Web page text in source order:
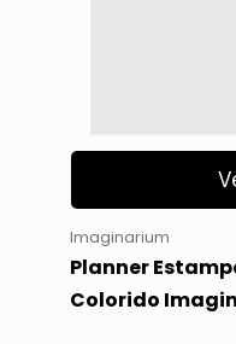
Imaginarium
Planner
Colorido